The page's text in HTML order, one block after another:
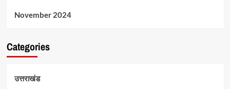
November 2024
Categories
उत्तराखंड